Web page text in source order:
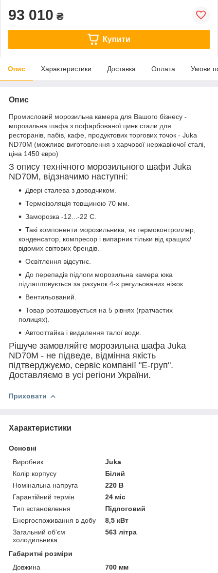
93 010 ₴
Купити
Опис Характеристики Доставка Оплата Умови
Опис
Промисловий морозильна камера для Вашого бізнесу -
морозильна шафа з пофарбованої цинк стали для
ресторанів, пабів, кафе, продуктових торгових точок - Juka
ND70М (можливе виготовлення з харчової нержавіючої сталі,
ціна 1450 євро)
З опису технічного морозильного шафи Juka
ND70М, відзначимо наступні:
Двері сталева з доводчиком.
Термоізоляція товщиною 70 мм.
Заморозка -12...-22 С.
Такі компоненти морозильника, як термоконтроллер,
конденсатор, компресор і випарник тільки від кращих/
відомих світових брендів.
Освітлення відсутнє.
До перепадів підлоги морозильна камера юка
підлаштовується за рахунок 4-х регульованих ніжок.
Вентильований.
Товар розташовується на 5 рівнях (гратчастих
полицях).
Автооттайка і видалення талої води.
Рішуче замовляйте морозильна шафа Juka
ND70М - не підведе, відмінна якість
підтверджуємо, сервіс компанії "Е-груп".
Доставляємо в усі регіони України.
Приховати
Характеристики
Основні
Виробник
Juka
Колір корпусу
Білий
Номінальна напруга
220 В
Гарантійний термін
24 міс
Тип встановлення
Підлоговий
Енергоспоживання в добу
8,5 кВт
Загальний об'єм
холодильника
563 літра
Габаритні розміри
Довжина
700 мм